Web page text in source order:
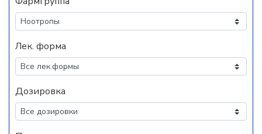
Лек. форма
Дозировка